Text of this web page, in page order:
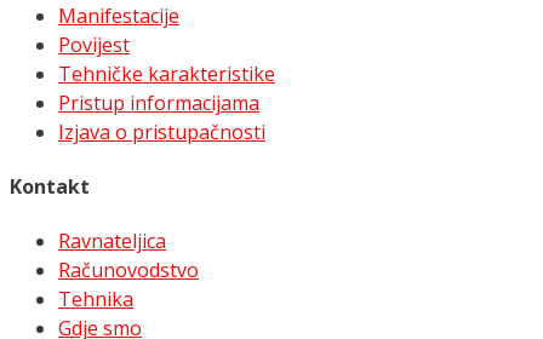
Manifestacije
Povijest
Tehničke karakteristike
Pristup informacijama
Izjava o pristupačnosti
Kontakt
Ravnateljica
Računovodstvo
Tehnika
Gdje smo